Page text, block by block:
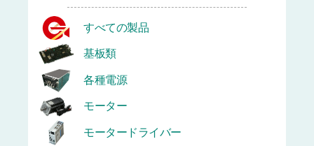
すべての製品
基板類
各種電源
モーター
モータードライバー